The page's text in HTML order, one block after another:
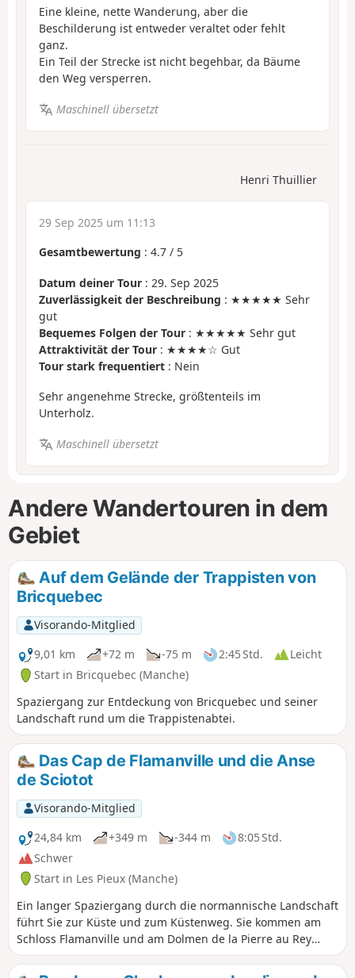
Eine kleine, nette Wanderung, aber die
Beschilderung ist entweder veraltet oder fehlt
ganz.
Ein Teil der Strecke ist nicht begehbar, da Bäume
den Weg versperren.
Maschinell übersetzt
Henri Thuillier
29 Sep 2025 um 11:13
Gesamtbewertung : 4.7 / 5
Datum deiner Tour : 29. Sep 2025
Zuverlässigkeit der Beschreibung : ★★★★★ Sehr
gut
Bequemes Folgen der Tour : ★★★★★ Sehr gut
Attraktivität der Tour : ★★★★☆ Gut
Tour stark frequentiert : Nein
Sehr angenehme Strecke, größtenteils im
Unterholz.
Maschinell übersetzt
Andere Wandertouren in dem
Gebiet
Auf dem Gelände der Trappisten von
Bricquebec
Visorando-Mitglied
9,01 km
+72 m -75 m 2:45 Std.
Leicht
Start in Bricquebec (Manche)
Spaziergang zur Entdeckung von Bricquebec und seiner
Landschaft rund um die Trappistenabtei.
Das Cap de Flamanville und die Anse
de Sciotot
Visorando-Mitglied
24,84 km
+349 m -344 m
8:05 Std.
Schwer
Start in Les Pieux (Manche)
Ein langer Spaziergang durch die normannische Landschaft
führt Sie zur Küste und zum Küstenweg. Sie kommen am
Schloss Flamanville und am Dolmen de la Pierre au Rey
vorbei, der das Cap de Flamanville und die Strände der
Anse de Sciotot überragt. Auf dem Gipfel der Roche à